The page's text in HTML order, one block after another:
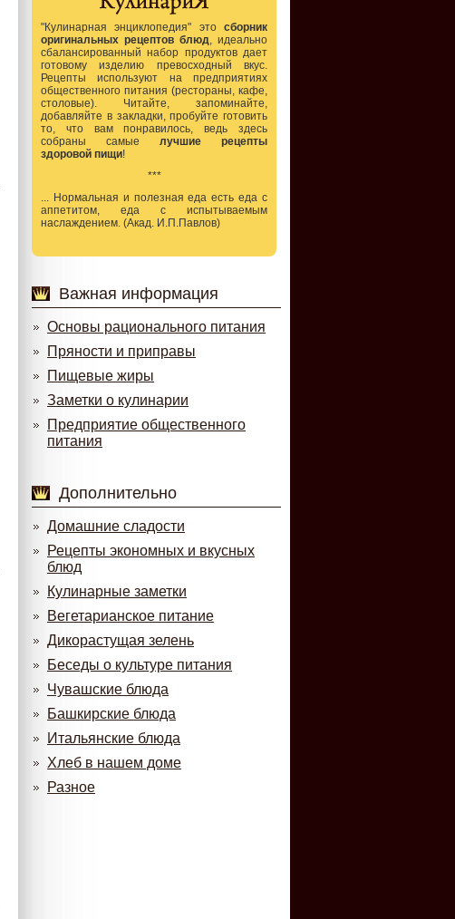
"Кулинарная энциклопедия" это сборник
оригинальных рецептов блюд, идеально
сбалансированный набор продуктов дает
готовому изделию превосходный вкус.
Рецепты используют на предприятиях
общественного питания (рестораны, кафе,
столовые). Читайте, запоминайте,
добавляйте в закладки, пробуйте готовить
то, что вам понравилось, ведь здесь
собраны самые лучшие рецепты
здоровой пищи!
***
... Нормальная и полезная еда есть еда с
аппетитом, еда с испытываемым
наслаждением. (Акад. И.П.Павлов)
Важная информация
Основы рационального питания
Пряности и приправы
Пищевые жиры
Заметки о кулинарии
Предприятие общественного
питания
Дополнительно
Домашние сладости
Рецепты экономных и вкусных
блюд
Кулинарные заметки
Вегетарианское питание
Дикорастущая зелень
Беседы о культуре питания
Чувашские блюда
Башкирские блюда
Итальянские блюда
Хлеб в нашем доме
Разное